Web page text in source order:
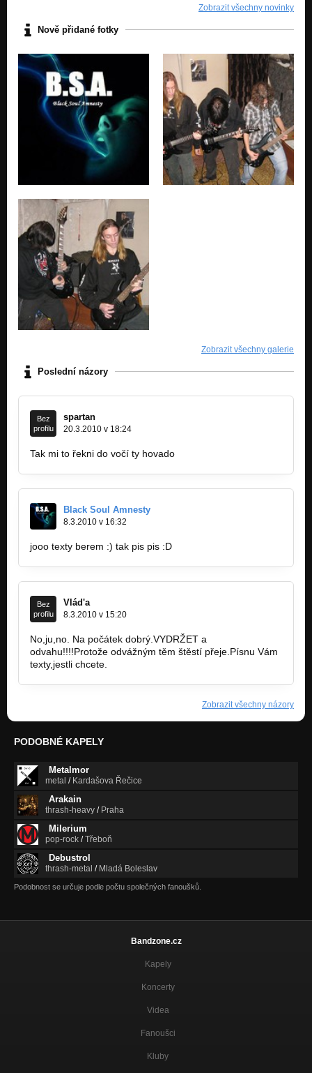
Zobrazit všechny novinky
Nově přidané fotky
Zobrazit všechny galerie
Poslední názory
Bez
profilu
spartan
20.3.2010 v 18:24
Tak mi to řekni do vočí ty hovado
Black Soul Amnesty
8.3.2010 v 16:32
jooo texty berem :) tak pis pis :D
Bez
profilu
Vlád'a
8.3.2010 v 15:20
No,ju,no. Na počátek dobrý.VYDRŽET a
odvahu!!!!Protože odvážným těm štěstí přeje.Písnu Vám
texty,jestli chcete.
Zobrazit všechny názory
PODOBNÉ KAPELY
Metalmor
metal / Kardašova Řečice
Arakain
thrash-heavy / Praha
Milerium
pop-rock /Třeboň
Debustrol
thrash-metal / Mladá Boleslav
Podobnost se určuje podle počtu společných fanoušků.
Bandzone.cz
Kapely
Koncerty
Videa
Fanoušci
Kluby